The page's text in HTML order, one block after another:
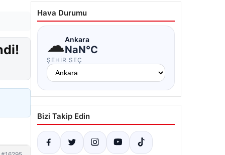
Hava Durumu
☁Ankara
NaN°C
ŞEHIR SEÇ
Bizi Takip Edin